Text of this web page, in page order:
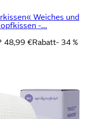
Weiches und
-...
48,99 €Rabatt- 34 %